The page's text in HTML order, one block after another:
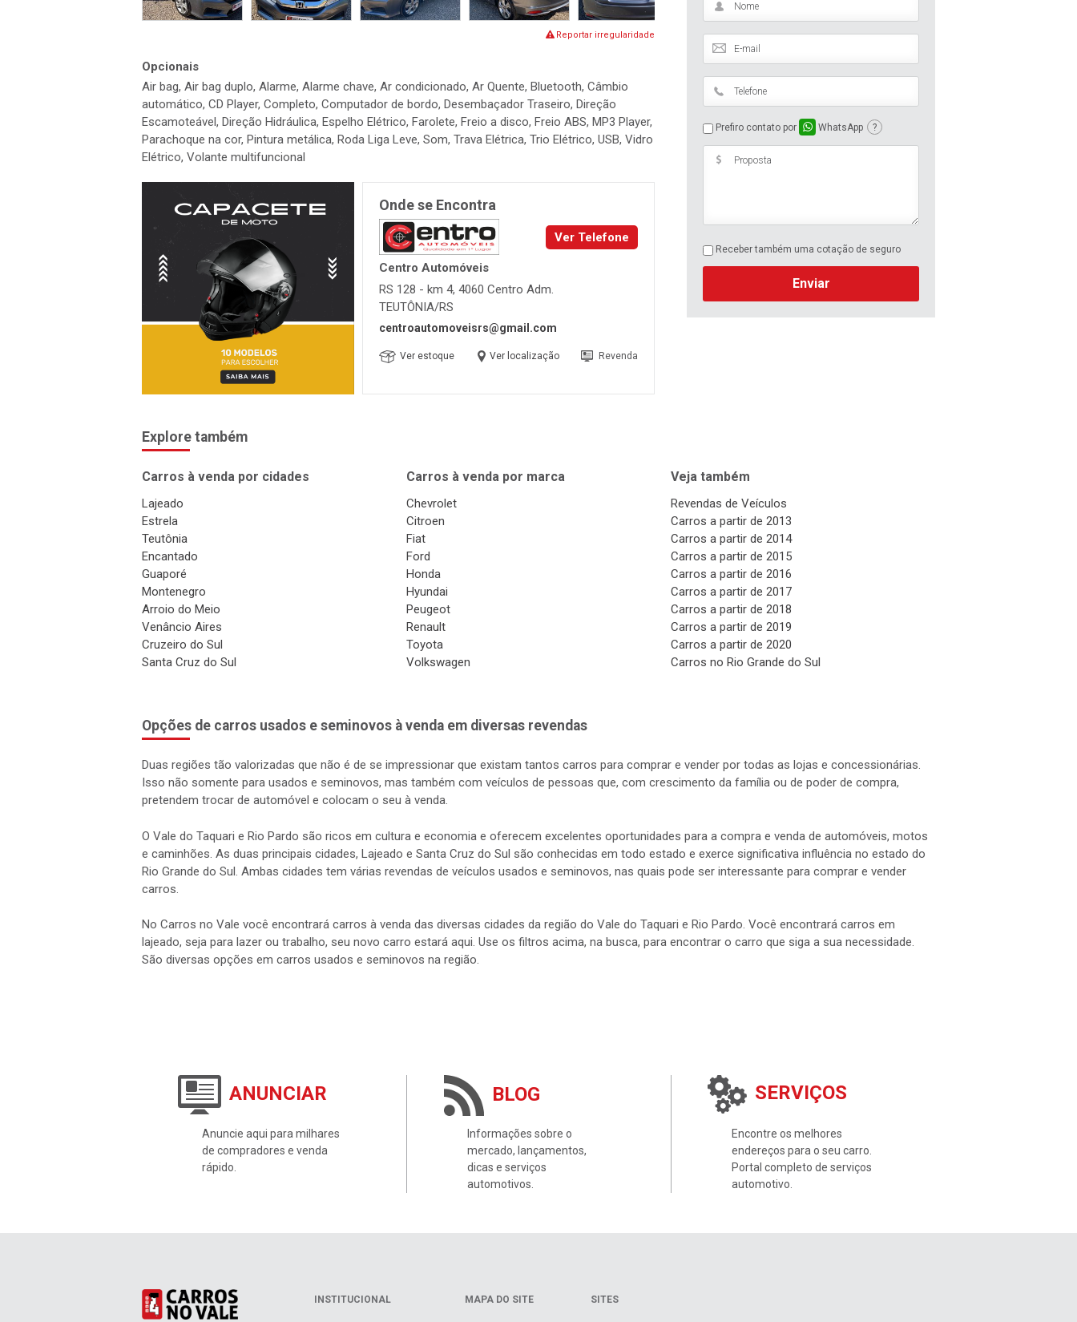
Reportar irregularidade
Opcionais
Air bag, Air bag duplo, Alarme, Alarme chave, Ar condicionado, Ar Quente, Bluetooth, Câmbio
automático, CD Player, Completo, Computador de bordo, Desembaçador Traseiro, Direção
Escamoteável, Direção Hidráulica, Espelho Elétrico, Farolete, Freio a disco, Freio ABS, MP3 Player,
Parachoque na cor, Pintura metálica, Roda Liga Leve, Som, Trava Elétrica, Trio Elétrico, USB, Vidro
Elétrico, Volante multifuncional
Prefiro contato por WhatsApp ?
Receber também uma cotação de seguro
Enviar
Onde se Encontra
Ver Telefone
Centro Automóveis
RS 128 - km 4, 4060 Centro Adm.
TEUTÔNIA/RS
centroautomoveisrs@gmail.com
Ver estoque Ver localização Revenda
Explore também
Carros à venda por cidades
Lajeado
Estrela
Teutônia
Encantado
Guaporé
Montenegro
Arroio do Meio
Venâncio Aires
Cruzeiro do Sul
Santa Cruz do Sul
Carros à venda por marca
Chevrolet
Citroen
Fiat
Ford
Honda
Hyundai
Peugeot
Renault
Toyota
Volkswagen
Veja também
Revendas de Veículos
Carros a partir de 2013
Carros a partir de 2014
Carros a partir de 2015
Carros a partir de 2016
Carros a partir de 2017
Carros a partir de 2018
Carros a partir de 2019
Carros a partir de 2020
Carros no Rio Grande do Sul
Opções de carros usados e seminovos à venda em diversas revendas
Duas regiões tão valorizadas que não é de se impressionar que existam tantos carros para comprar e vender por todas as lojas e concessionárias.
Isso não somente para usados e seminovos, mas também com veículos de pessoas que, com crescimento da família ou de poder de compra,
pretendem trocar de automóvel e colocam o seu à venda.
O Vale do Taquari e Rio Pardo são ricos em cultura e economia e oferecem excelentes oportunidades para a compra e venda de automóveis, motos
e caminhões. As duas principais cidades, Lajeado e Santa Cruz do Sul são conhecidas em todo estado e exerce significativa influência no estado do
Rio Grande do Sul. Ambas cidades tem várias revendas de veículos usados e seminovos, nas quais pode ser interessante para comprar e vender
carros.
No Carros no Vale você encontrará carros à venda das diversas cidades da região do Vale do Taquari e Rio Pardo. Você encontrará carros em
lajeado, seja para lazer ou trabalho, seu novo carro estará aqui. Use os filtros acima, na busca, para encontrar o carro que siga a sua necessidade.
São diversas opções em carros usados e seminovos na região.
ANUNCIAR
Anuncie aqui para milhares
de compradores e venda
rápido.
BLOG
Informações sobre o
mercado, lançamentos,
dicas e serviços
automotivos.
SERVIÇOS
Encontre os melhores
endereços para o seu carro.
Portal completo de serviços
automotivo.
INSTITUCIONAL MAPA DO SITE SITES